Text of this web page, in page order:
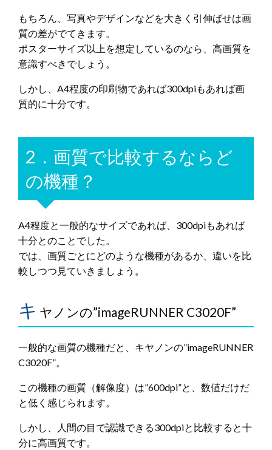
もちろん、写真やデザインなどを大きく引伸ばせは画
質の差がでてきます。
ポスターサイズ以上を想定しているのなら、高画質を
意識すべきでしょう。
しかし、A4程度の印刷物であれば300dpiもあれば画
質的に十分です。
2．画質で比較するならど
の機種？
A4程度と一般的なサイズであれば、300dpiもあれば
十分とのことでした。
では、画質ごとにどのような機種があるか、違いを比
較しつつ見ていきましょう。
キ ヤノンの”imageRUNNER C3020F”
一般的な画質の機種だと、キヤノンの”imageRUNNER
C3020F”。
この機種の画質（解像度）は”600dpi”と、数値だけだ
と低く感じられます。
しかし、人間の目で認識できる300dpiと比較すると十
分に高画質です。